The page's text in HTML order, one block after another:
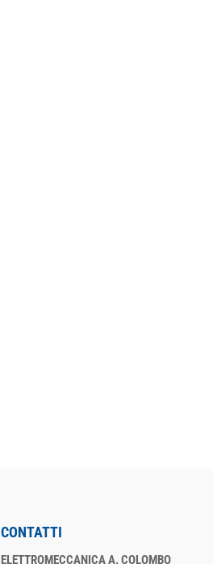
CONTATTI
ELETTROMECCANICA A. COLOMBO